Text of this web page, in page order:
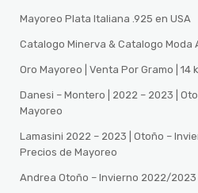
Mayoreo Plata Italiana .925 en USA
Catalogo Minerva & Catalogo Moda
Oro Mayoreo | Venta Por Gramo | 14
Danesi – Montero | 2022 – 2023 |
Mayoreo
Lamasini 2022 – 2023 | Otoño –
Precios de Mayoreo
Andrea Otoño – Invierno 2022/2023